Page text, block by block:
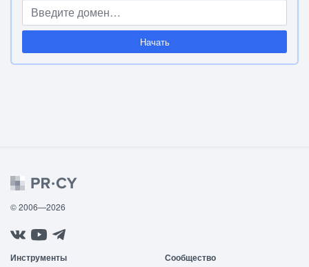
Начать
© 2006—2026
Инструменты Сообщество